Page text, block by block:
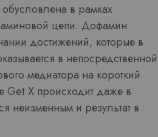
в рамках
цепи. Дофамин
достижений, которые в
в непосредственной
медиатора на короткий
Get X происходит даже в
неизменным и результат в